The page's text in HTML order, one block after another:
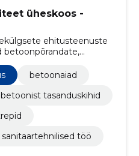
üheskoos -
ehitusteenuste
betoonpõrandate,
betoontreppide ja
betoonaiad
betoonist tasanduskihid
sanitaartehnilised töö